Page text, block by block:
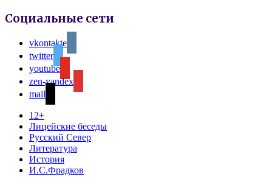
Социальные сети
vkontakte
twitter
youtube
zen-yandex
mail
12+
Лицейские беседы
Русский Север
Литература
История
И.С.Фрадков